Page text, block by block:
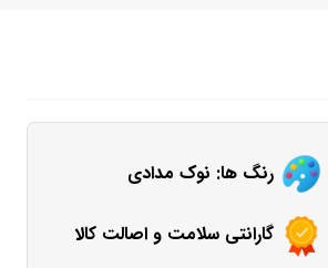
رنگ ها: نوک مدادی
گارانتی سلامت و اصالت کالا